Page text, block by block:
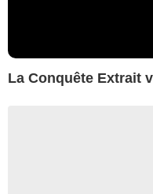
La Conquête Extrait